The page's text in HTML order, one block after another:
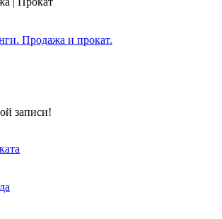
Продажа и прокат.
записи!